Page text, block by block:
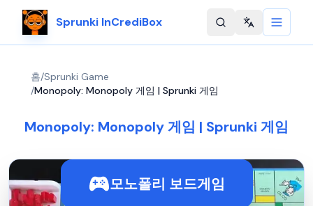
Sprunki InCrediBox Change
홈/Sprunki Game
/Monopoly: Monopoly 게임 | Sprunki 게임
Monopoly: Monopoly 게임 | Sprunki 게임
모노폴리 보드게임